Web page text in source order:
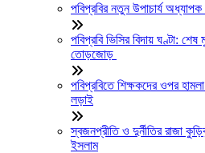
পবিপ্রবির নতুন উপাচার্য
পবিপ্রবি ভিসির বিদায় ঘণ্টা:
তোড়জোড়
পবিপ্রবিতে শিক্ষকদের ওপর
লড়াই
স্বজনপ্রীতি ও দুর্নীতির রাজা
ইসলাম